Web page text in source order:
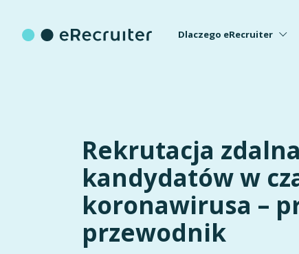
Dlaczego eRecruiter
Rekrutacja zdalna
kandydatów w
koronawirusa –
przewodnik